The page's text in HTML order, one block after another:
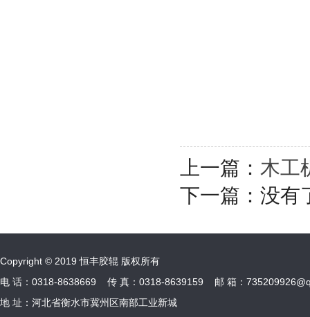
上一篇： 木工
下一篇：没有
Copyright © 2019 恒丰胶辊 版权所有
电 话：0318-8638669 传 真：0318-8639159 邮 箱：
地 址：河北省衡水市冀州区南部工业新城